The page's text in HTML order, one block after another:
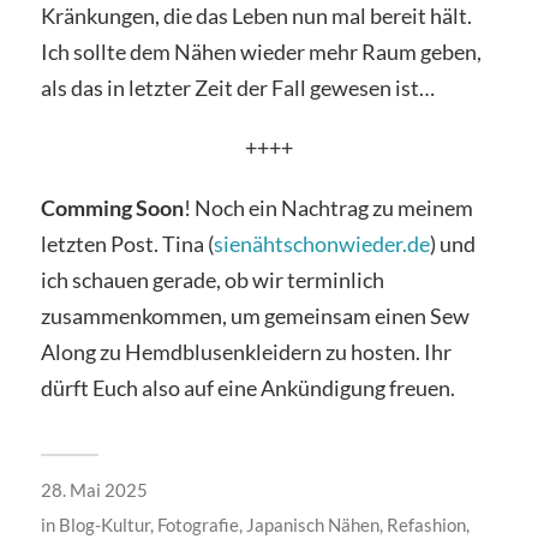
Kränkungen, die das Leben nun mal bereit hält.
Ich sollte dem Nähen wieder mehr Raum geben,
als das in letzter Zeit der Fall gewesen ist…
++++
Comming Soon! Noch ein Nachtrag zu meinem
letzten Post. Tina (sienähtschonwieder.de) und
ich schauen gerade, ob wir terminlich
zusammenkommen, um gemeinsam einen Sew
Along zu Hemdblusenkleidern zu hosten. Ihr
dürft Euch also auf eine Ankündigung freuen.
28. Mai 2025
in Blog-Kultur, Fotografie, Japanisch Nähen, Refashion,